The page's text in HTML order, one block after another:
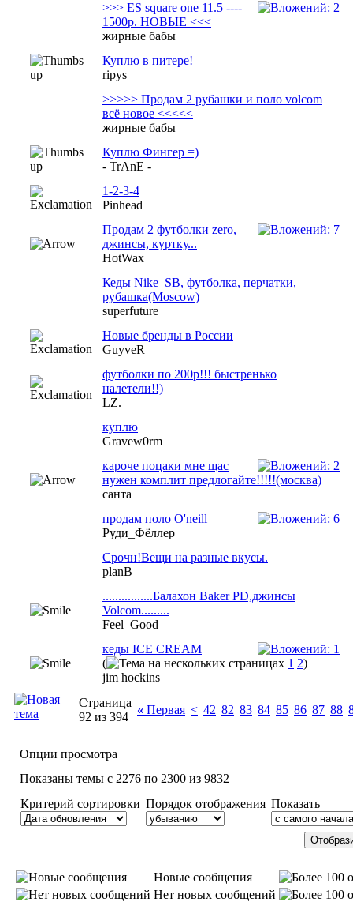
>>> ES square one 11.5 ----
1500р. НОВЫЕ <<<
жирные бабы
Куплю в питере!
ripys
>>>>> Продам 2 рубашки и поло volcom
всё новое <<<<<
жирные бабы
Куплю Фингер =)
- TrAnE -
1-2-3-4
Pinhead
Продам 2 футболки zero,
джинсы, куртку...
HotWax
Кеды Nike_SB, футболка, перчатки,
рубашка(Moscow)
superfuture
Новые бренды в России
GuyveR
футболки по 200р!!! быстренько
налетели!!)
LZ.
куплю
Gravew0rm
кароче поцаки мне щас
нужен комплит предлогайте!!!!!(москва)
санта
продам поло O'neill
Руди_Фёллер
Срочн!Вещи на разные вкусы.
planB
................Балахон Baker PD,джинсы
Volcom.........
Feel_Good
кеды ICE CREAM
(
1 2)
jim hockins
Страница
92 из 394
« Первая < 42 82 83 84 85 86 87 88
Опции просмотра
Показаны темы с 2276 по 2300 из 9832
Критерий сортировки Порядок отображения Показать
Новые сообщения
Нет новых сообщений